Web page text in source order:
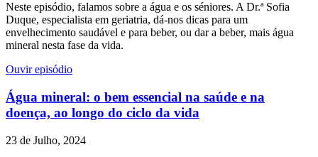
Neste episódio, falamos sobre a água e os séniores. A Dr.ª Sofia
Duque, especialista em geriatria, dá-nos dicas para um
envelhecimento saudável e para beber, ou dar a beber, mais água
mineral nesta fase da vida.
Ouvir episódio
Água mineral: o bem essencial na saúde e na
doença, ao longo do ciclo da vida
23 de Julho, 2024